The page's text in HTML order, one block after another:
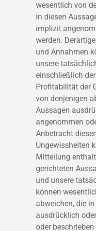
wesentlich von
in diesen
implizit
werden.
und Annahmen
unsere
einschließlich
Profitabilität der
von denjenigen
Aussagen
angenommen
Anbetracht
Ungewissheiten
Mitteilung
gerichteten
und unsere
können
abweichen, die
ausdrücklich
oder